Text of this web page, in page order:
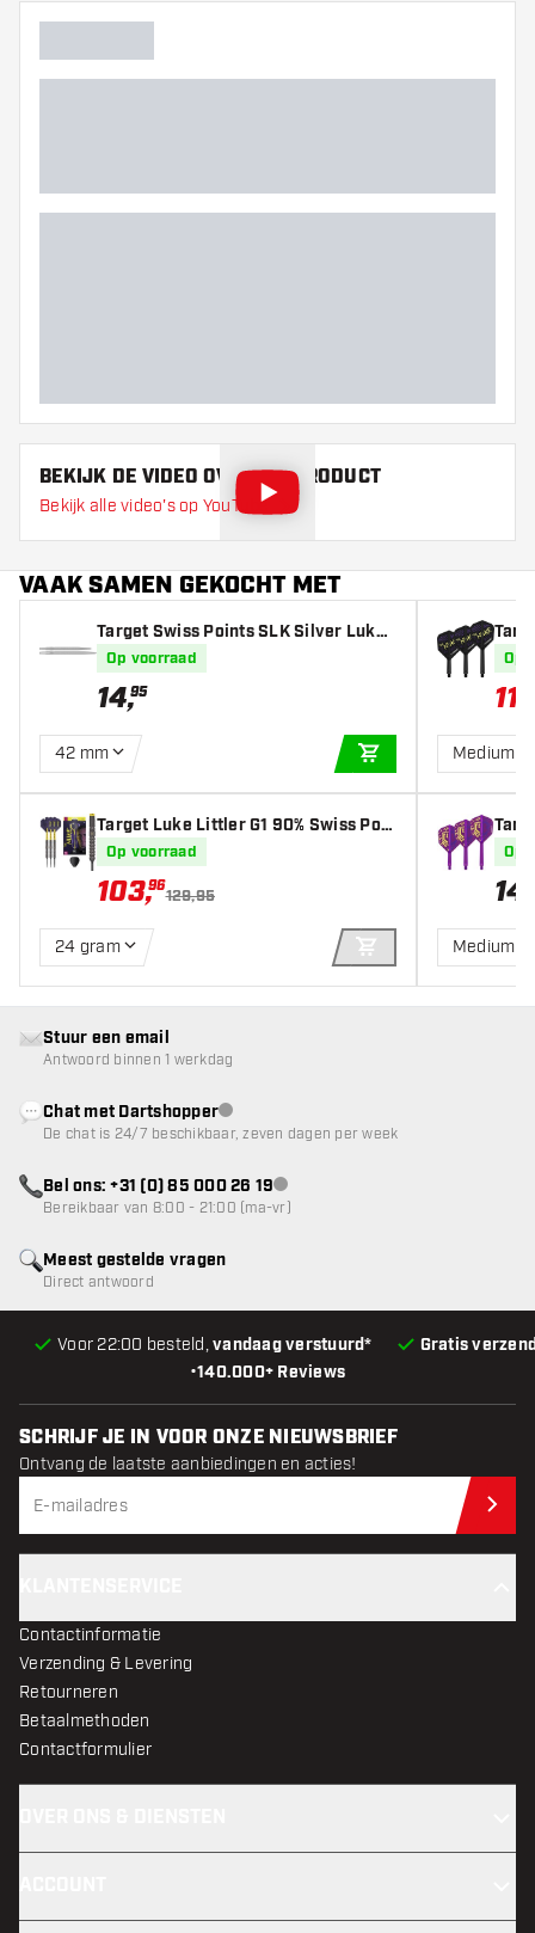
BEKIJK DE VIDEO OVER DIT PRODUCT
Bekijk alle video's op YouTube
VAAK SAMEN GEKOCHT MET
Target Swiss Points SLK Silver Luke
Littler
Op voorraad
14,95
42 mm
IN WINKELWAGEN
Target Luke Littler G1 90% Swiss Poin
t - Dartpijlen
Op voorraad
103,96
129,95
24 gram
IN WINKELWAGEN
Op
11
Medium
Op
14
Medium
•140.000+ Reviews
Voor 22:00 besteld,vandaag verstuurd* Gratis
Meest gestelde vragen
Direct antwoord
Stuur een email
Antwoord binnen 1 werkdag
Chat met Dartshopperklantenservice niet beschikbaar
De chat is 24/7 beschikbaar, zeven dagen per week
Bel ons: +31 (0) 85 000 26 19klantenservice niet beschikbaar
Bereikbaar van 8:00 - 21:00 (ma-vr)
SCHRIJF JE IN VOOR ONZE NIEUWSBRIEF
Ontvang de laatste aanbiedingen en acties!
Contactinformatie
Verzending & Levering
Retourneren
Betaalmethoden
Contactformulier